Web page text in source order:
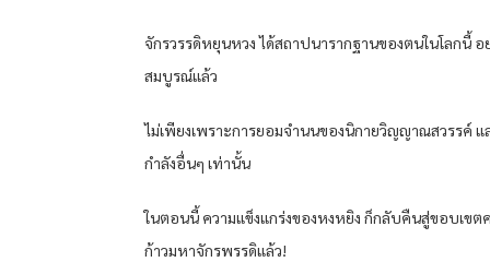
จักรวรรดิหยุนหวง ได้สถาปนารากฐานของตนในโลกนี้ อ
สมบูรณ์แล้ว
ไม่เพียงเพราะการยอมจำนนของนิกายวิญญาณสวรรค์ แ
กำลังอื่นๆ เท่านั้น
ในตอนนี้ ความแข็งแกร่งของหงหยิง ก็กลับคืนสู่ขอบเขต
ก้าวมหาจักรพรรดิแล้ว!